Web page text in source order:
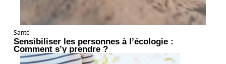
Santé
Sensibiliser les personnes à l’écologie :
Comment s’y prendre ?